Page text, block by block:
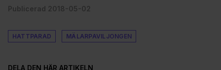
Publicerad 2018-05-02
HATTPARAD MÄLARPAVILJONGEN
DELA DEN HÄR ARTIKELN